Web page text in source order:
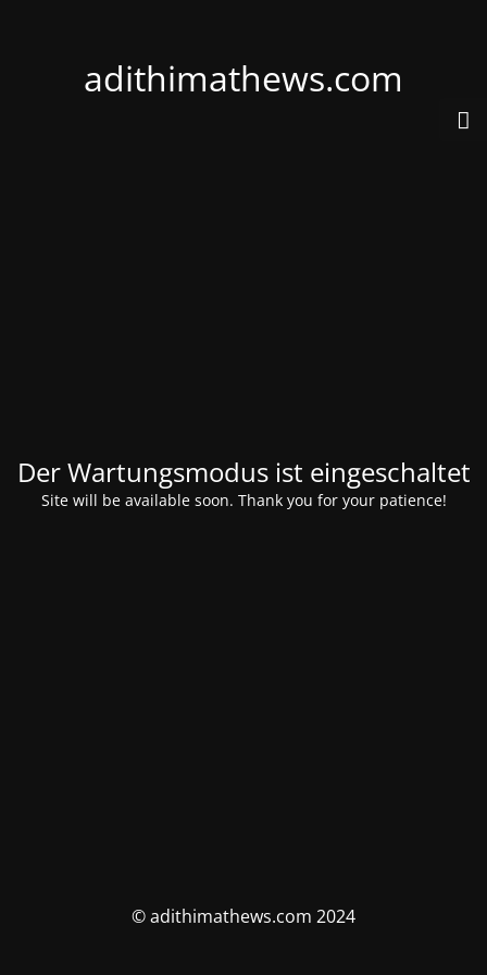
adithimathews.com
Der Wartungsmodus ist eingeschaltet
Site will be available soon. Thank you for your patience!
© adithimathews.com 2024